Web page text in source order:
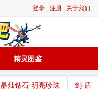
登录 注册 关于我们
精灵图鉴
晶灿钻石·明亮珍珠 剑·盾